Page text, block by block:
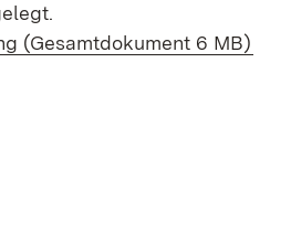
(Gesamtdokument 6 MB)